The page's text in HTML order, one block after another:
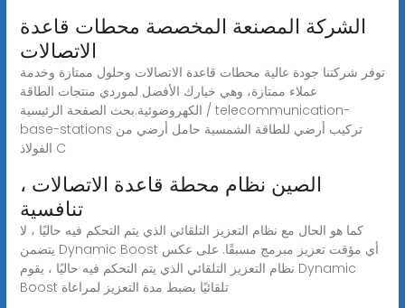
الشركة المصنعة المخصصة محطات قاعدة
الاتصالات
توفر شركتنا جودة عالية محطات قاعدة الاتصالات وحلول ممتازة وخدمة
عملاء ممتازة، وهي خيارك الأفضل لموردي منتجات الطاقة
الكهروضوئية.بحث الصفحة الرئيسية / telecommunication-
base-stations تركيب أرضي للطاقة الشمسية حامل أرضي من
الفولاذ C
الصين نظام محطة قاعدة الاتصالات ،
تنافسية
كما هو الحال مع نظام التعزيز التلقائي الذي يتم التحكم فيه حاليًا ، لا
يتضمن Dynamic Boost أي مؤقت تعزيز مبرمج مسبقًا. على عكس
نظام التعزيز التلقائي الذي يتم التحكم فيه حاليًا ، يقوم Dynamic
Boost تلقائيًا بضبط مدة التعزيز لمراعاة